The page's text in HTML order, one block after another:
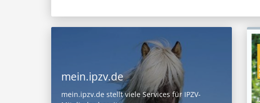
mein.ipzv.de
mein.ipzv.de stellt viele Services für IPZV-